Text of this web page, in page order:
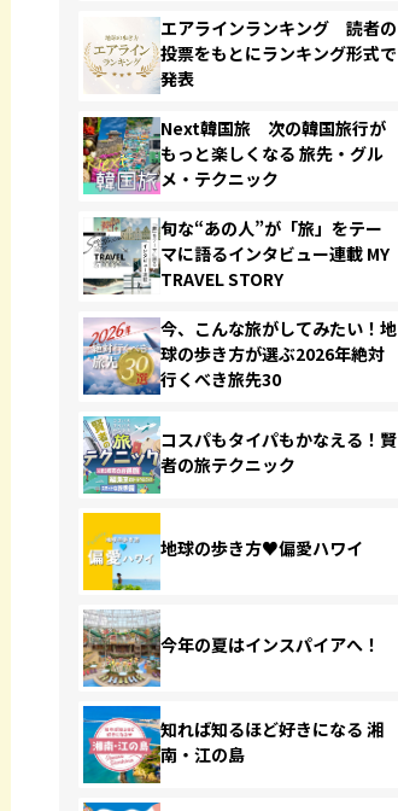
エアラインランキング 読者の
投票をもとにランキング形式で
発表
Next韓国旅 次の韓国旅行が
もっと楽しくなる 旅先・グル
メ・テクニック
旬な“あの人”が「旅」をテー
マに語るインタビュー連載 MY
TRAVEL STORY
今、こんな旅がしてみたい！地
球の歩き方が選ぶ2026年絶対
行くべき旅先30
コスパもタイパもかなえる！賢
者の旅テクニック
地球の歩き方♥偏愛ハワイ
今年の夏はインスパイアへ！
知れば知るほど好きになる 湘
南・江の島